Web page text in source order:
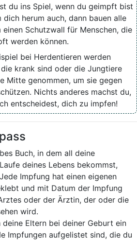
du ins Spiel, wenn du geimpft bist
dich herum auch, dann bauen alle
einen Schutzwall für Menschen, die
werden können.
bei Herdentieren werden
krank sind oder die Jungtiere
Mitte genommen, um sie gegen
Nichts anderes machst du,
entscheidest, dich zu impfen!
Buch, in dem all deine
deines Lebens bekommst,
Impfung hat einen eigenen
und mit Datum der Impfung
oder der Ärztin, der oder die
wird.
Eltern bei deiner Geburt ein
Impfungen aufgelistet sind, die du